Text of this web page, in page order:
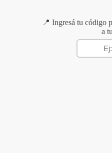
📍 Ingresá tu código
a